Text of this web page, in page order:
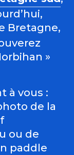
Bretagne,
»
à vous :
de la
ou de
paddle